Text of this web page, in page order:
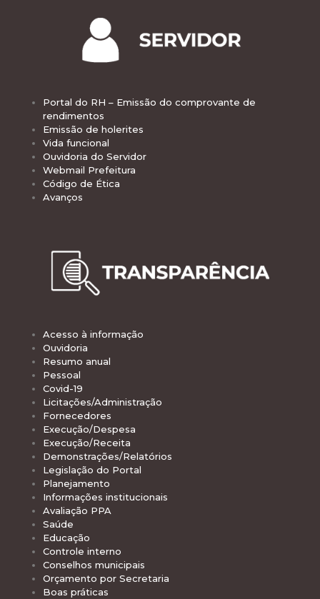
Portal do RH – Emissão do comprovante de
rendimentos
Emissão de holerites
Vida funcional
Ouvidoria do Servidor
Webmail Prefeitura
Código de Ética
Avanços
Acesso à informação
Ouvidoria
Resumo anual
Pessoal
Covid-19
Licitações/Administração
Fornecedores
Execução/Despesa
Execução/Receita
Demonstrações/Relatórios
Legislação do Portal
Planejamento
Informações institucionais
Avaliação PPA
Saúde
Educação
Controle interno
Conselhos municipais
Orçamento por Secretaria
Boas práticas